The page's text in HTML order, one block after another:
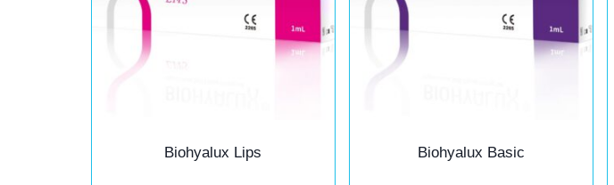
Biohyalux Basic
Biohyalux Lips